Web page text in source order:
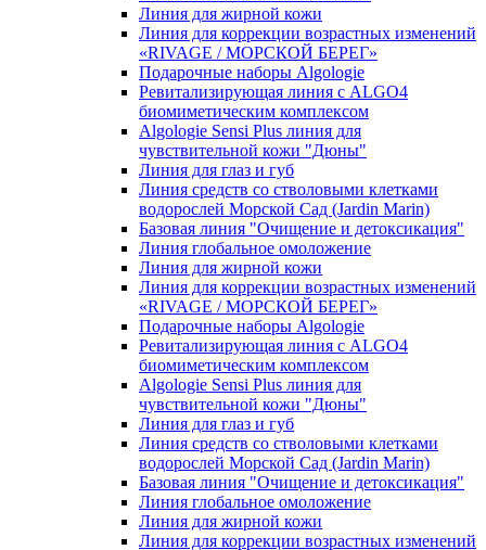
Линия для жирной кожи
Линия для коррекции возрастных изменений
«RIVAGE / МОРСКОЙ БЕРЕГ»
Подарочные наборы Algologie
Ревитализирующая линия с ALGO4
биомиметическим комплексом
Algologie Sensi Plus линия для
чувcтвительной кожи "Дюны"
Линия для глаз и губ
Линия средств со стволовыми клетками
водорослей Морской Сад (Jardin Marin)
Базовая линия "Очищение и детоксикация"
Линия глобальное омоложение
Линия для жирной кожи
Линия для коррекции возрастных изменений
«RIVAGE / МОРСКОЙ БЕРЕГ»
Подарочные наборы Algologie
Ревитализирующая линия с ALGO4
биомиметическим комплексом
Algologie Sensi Plus линия для
чувcтвительной кожи "Дюны"
Линия для глаз и губ
Линия средств со стволовыми клетками
водорослей Морской Сад (Jardin Marin)
Базовая линия "Очищение и детоксикация"
Линия глобальное омоложение
Линия для жирной кожи
Линия для коррекции возрастных изменений